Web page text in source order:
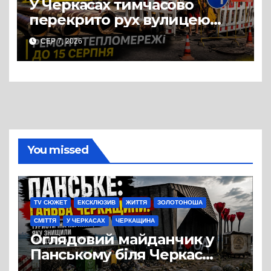
У Черкасах тимчасово
перекрито рух вулицею
Хрещатик на перехресті з
Грушевського через ремонт
тепломережі
СЕР 7, 2026
You missed
TV СЮЖЕТ ЕКСКЛЮЗИВ ЖИТТЯ ЗОЛОТОНОША
СМІТТЯ У ЧЕРКАСАХ ЧЕРКАЩИНА
Оглядовий майданчик у
Панському біля Черкас